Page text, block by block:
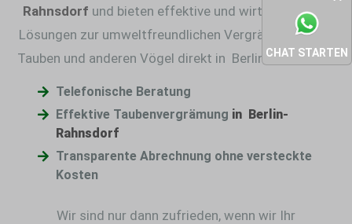
CHAT STARTEN
Rahnsdorf und bieten effektive und wirtschaftliche
Lösungen zur umweltfreundlichen Vergrämmung von
Tauben und anderen Vögel direkt in Berlin-Rahnsdorf.
Telefonische Beratung
Effektive Taubenvergrämung in Berlin-
Rahnsdorf
Transparente Abrechnung ohne versteckte
Kosten
Wir sind nur dann zufrieden, wenn wir Ihr